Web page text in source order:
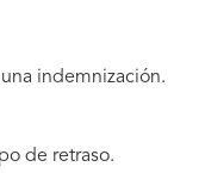
indemnización.
de retraso.